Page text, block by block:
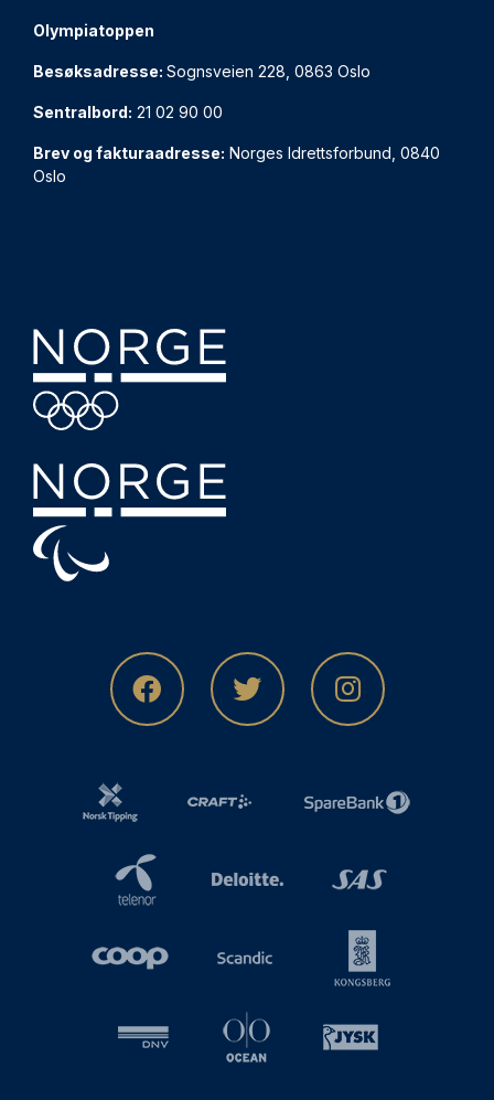
Olympiatoppen
Besøksadresse: Sognsveien 228, 0863 Oslo
Sentralbord: 21 02 90 00
Brev og fakturaadresse: Norges Idrettsforbund, 0840
Oslo